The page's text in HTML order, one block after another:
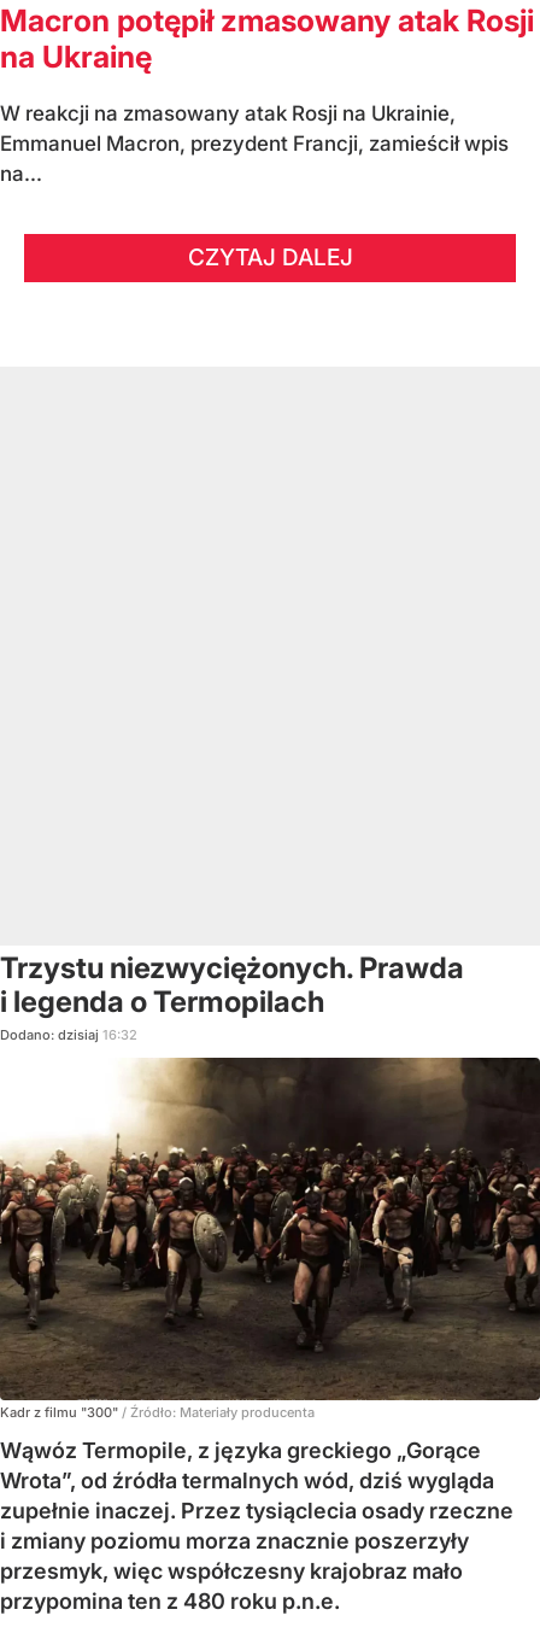
Macron potępił zmasowany atak Rosji
na Ukrainę
W reakcji na zmasowany atak Rosji na Ukrainie,
Emmanuel Macron, prezydent Francji, zamieścił wpis
na...
CZYTAJ DALEJ
Trzystu niezwyciężonych. Prawda
i legenda o Termopilach
Dodano: dzisiaj 16:32
Kadr z filmu "300" / Źródło: Materiały producenta
Wąwóz Termopile, z języka greckiego „Gorące
Wrota”, od źródła termalnych wód, dziś wygląda
zupełnie inaczej. Przez tysiąclecia osady rzeczne
i zmiany poziomu morza znacznie poszerzyły
przesmyk, więc współczesny krajobraz mało
przypomina ten z 480 roku p.n.e.